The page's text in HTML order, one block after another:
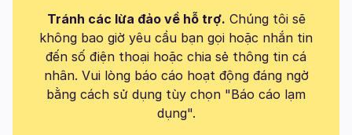
Tránh các lừa đảo về hỗ trợ. Chúng tôi sẽ
không bao giờ yêu cầu bạn gọi hoặc nhắn tin
đến số điện thoại hoặc chia sẻ thông tin cá
nhân. Vui lòng báo cáo hoạt động đáng ngờ
bằng cách sử dụng tùy chọn "Báo cáo lạm
dụng".